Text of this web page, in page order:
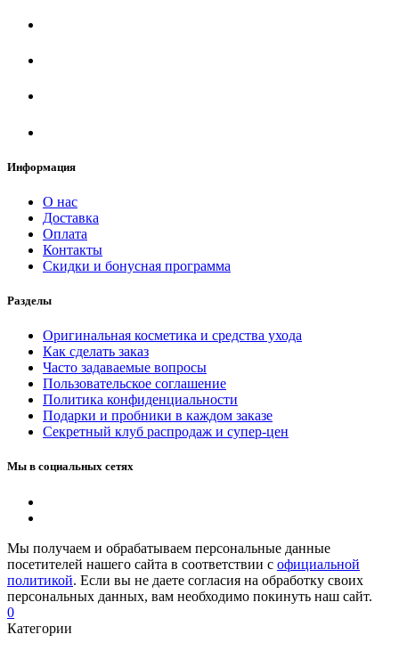
Информация
О нас
Доставка
Оплата
Контакты
Скидки и бонусная программа
Разделы
Оригинальная косметика и средства ухода
Как сделать заказ
Часто задаваемые вопросы
Пользовательское соглашение
Политика конфиденциальности
Подарки и пробники в каждом заказе
Секретный клуб распродаж и супер-цен
Мы в социальных сетях
Мы получаем и обрабатываем персональные данные
посетителей нашего сайта в соответствии с официальной
политикой. Если вы не даете согласия на обработку своих
персональных данных, вам необходимо покинуть наш сайт.
0
Категории